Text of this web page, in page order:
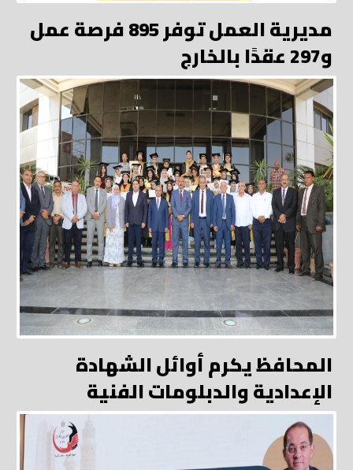
مديرية العمل توفر 895 فرصة عمل
و297 عقدًا بالخارج
المحافظ يكرم أوائل الشهادة
الإعدادية والدبلومات الفنية